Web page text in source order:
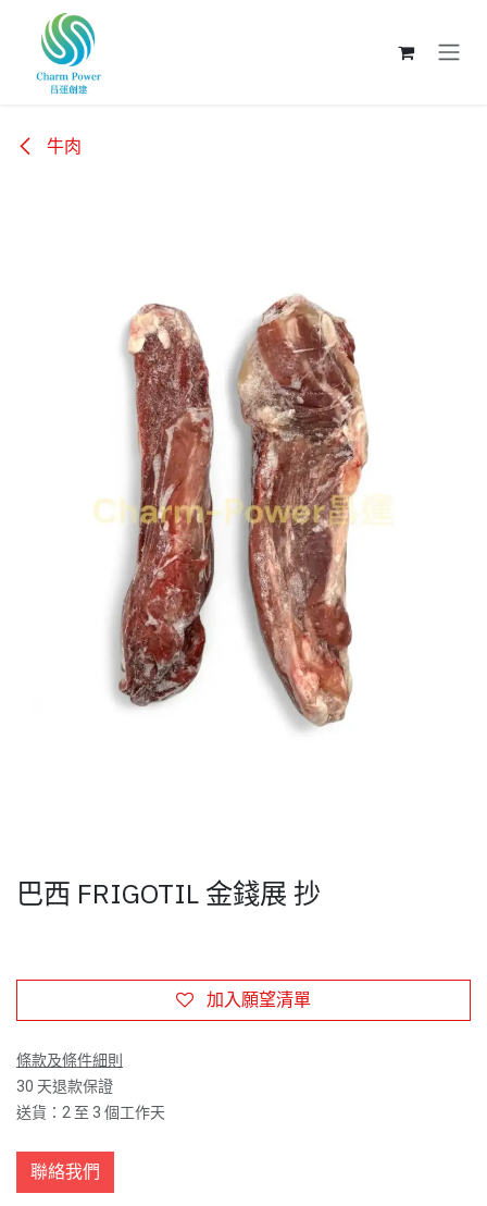
跳至內容
牛肉
巴西 FRIGOTIL 金錢展 抄
加入願望清單
條款及條件細則
30 天退款保證
送貨：2 至 3 個工作天
聯絡我們